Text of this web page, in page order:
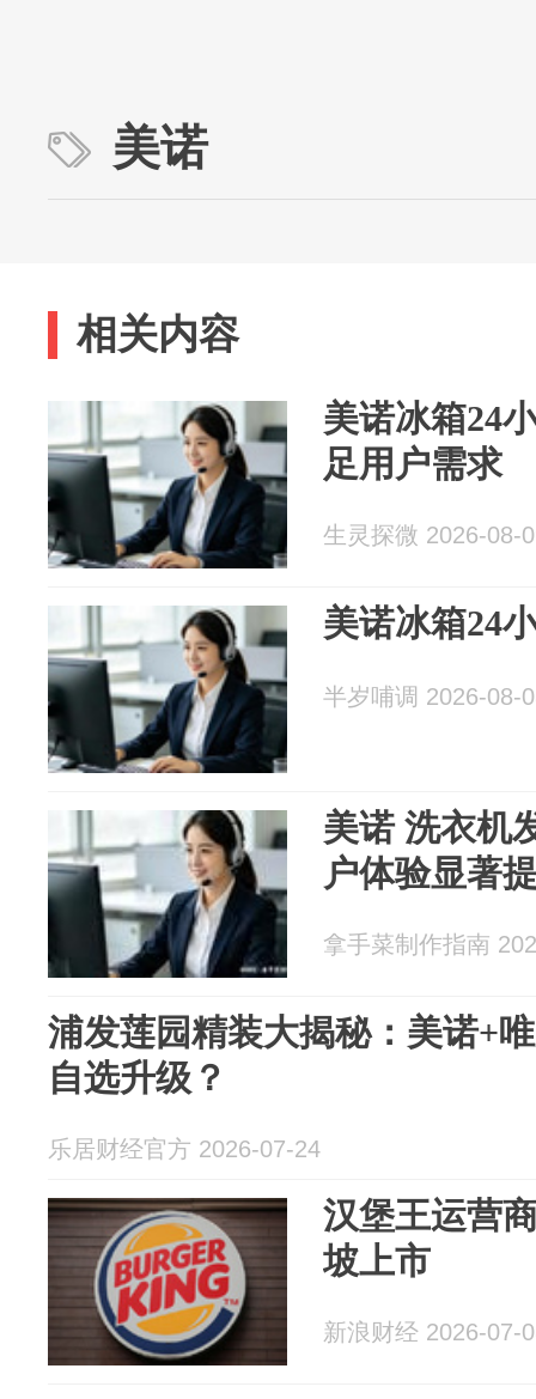
美诺
相关内容
美诺冰箱24
足用户需求
生灵探微 2026-08-
美诺冰箱24
半岁哺调 2026-08-
美诺 洗衣机
户体验显著
拿手菜制作指南
浦发莲园精装大揭秘：美诺+
自选升级？
乐居财经官方 2026-07-24
汉堡王运营
坡上市
新浪财经 2026-07-